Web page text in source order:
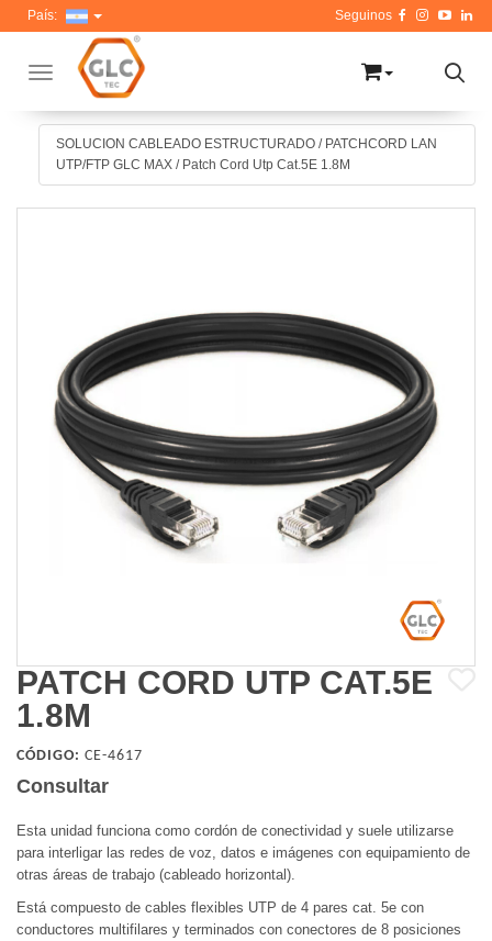
Toggle navigation
País:
SOLUCION CABLEADO ESTRUCTURADO / PATCHCORD LAN
UTP/FTP GLC MAX / Patch Cord Utp Cat.5E 1.8M
PATCH CORD UTP CAT.5E
1.8M
CÓDIGO: CE-4617
Consultar
Esta unidad funciona como cordón de conectividad y suele utilizarse
para interligar las redes de voz, datos e imágenes con equipamiento de
otras áreas de trabajo (cableado horizontal).
Está compuesto de cables flexibles UTP de 4 pares cat. 5e con
conductores multifilares y terminados con conectores de 8 posiciones